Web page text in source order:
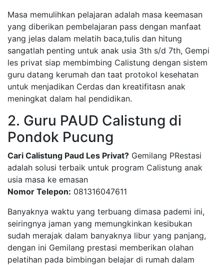
Masa memulihkan pelajaran adalah masa keemasan
yang diberikan pembelajaran pass dengan manfaat
yang jelas dalam melatih baca,tulis dan hitung
sangatlah penting untuk anak usia 3th s/d 7th, Gempi
les privat siap membimbing Calistung dengan sistem
guru datang kerumah dan taat protokol kesehatan
untuk menjadikan Cerdas dan kreatifitasn anak
meningkat dalam hal pendidikan.
2. Guru PAUD Calistung di
Pondok Pucung
Cari Calistung Paud Les Privat? Gemilang PRestasi
adalah solusi terbaik untuk program Calistung anak
usia masa ke emasan
Nomor Telepon: 081316047611
Banyaknya waktu yang terbuang dimasa pademi ini,
seiringnya jaman yang memungkinkan kesibukan
sudah merajak dalam banyaknya libur yang panjang,
dengan ini Gemilang prestasi memberikan olahan
pelatihan pada bimbingan belajar di rumah dalam